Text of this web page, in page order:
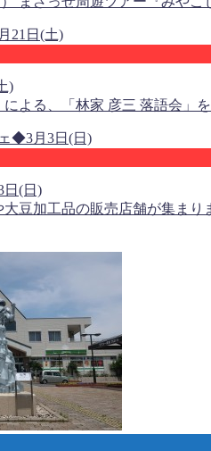
)
よる、「林家 彦三 落語会
日(日)
豆加工品の販売店舗が集ま